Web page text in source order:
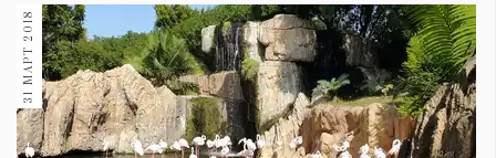
31 МАРТ 2018